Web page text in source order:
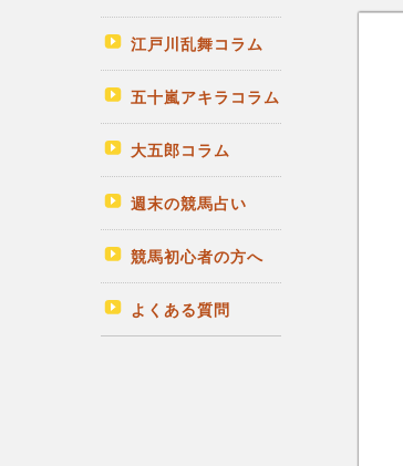
江戸川乱舞コラム
五十嵐アキラコラム
大五郎コラム
週末の競馬占い
競馬初心者の方へ
よくある質問